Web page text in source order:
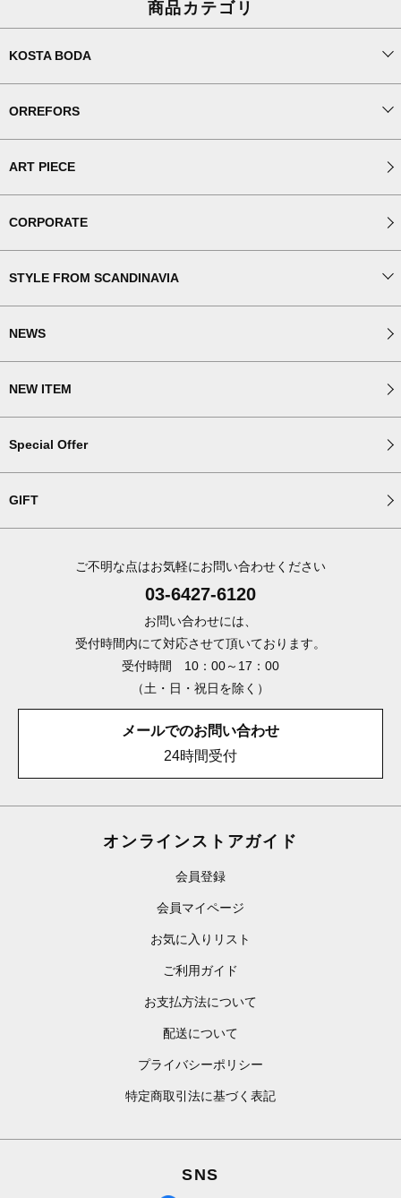
商品カテゴリ
KOSTA BODA
ORREFORS
ART PIECE
CORPORATE
STYLE FROM SCANDINAVIA
NEWS
NEW ITEM
Special Offer
GIFT
ご不明な点はお気軽にお問い合わせください
03-6427-6120
お問い合わせには、
受付時間内にて対応させて頂いております。
受付時間 10：00～17：00
（土・日・祝日を除く）
メールでのお問い合わせ
24時間受付
オンラインストアガイド
会員登録
会員マイページ
お気に入りリスト
ご利用ガイド
お支払方法について
配送について
プライバシーポリシー
特定商取引法に基づく表記
SNS